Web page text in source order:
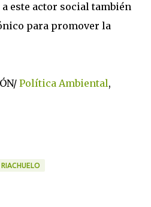
este actor social también
para promover la
Política Ambiental,
RIACHUELO